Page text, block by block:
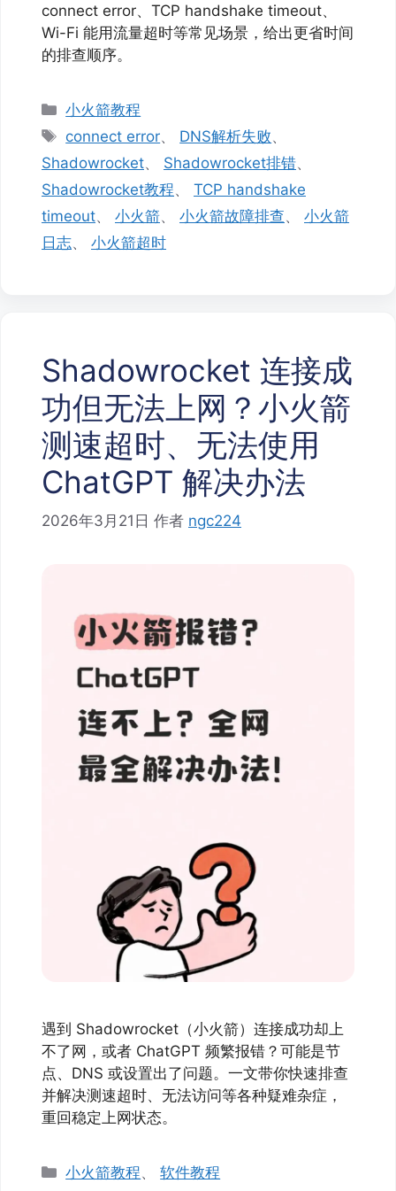
connect error、TCP handshake timeout、
Wi-Fi 能用流量超时等常见场景，给出更省时间
的排查顺序。
分
小火箭教程
标
签
connect error、 DNS解析失败、
Shadowrocket、 Shadowrocket排错、
Shadowrocket教程、 TCP handshake
timeout、 小火箭、 小火箭故障排查、 小火箭
日志、 小火箭超时
Shadowrocket 连接成
功但无法上网？小火箭
测速超时、无法使用
ChatGPT 解决办法
2026年3月21日 作者 ngc224
遇到 Shadowrocket（小火箭）连接成功却上
不了网，或者 ChatGPT 频繁报错？可能是节
点、DNS 或设置出了问题。一文带你快速排查
并解决测速超时、无法访问等各种疑难杂症，
重回稳定上网状态。
分
小火箭教程、软件教程